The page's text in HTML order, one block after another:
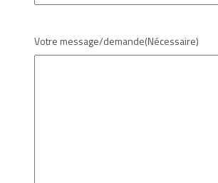
Votre message/demande(Nécessaire)